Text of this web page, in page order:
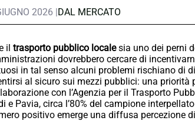
2026 |DAL MERCATO
il trasporto pubblico localesia uno dei perni
dovrebbero cercare di
in tal senso alcuni problemi rischiano di
al sicuro sui mezzi pubblici: una priorità
con l’Agenzia per il Trasporto
e Pavia, circa l’80% del campione
positivo emerge una diffusa percezione